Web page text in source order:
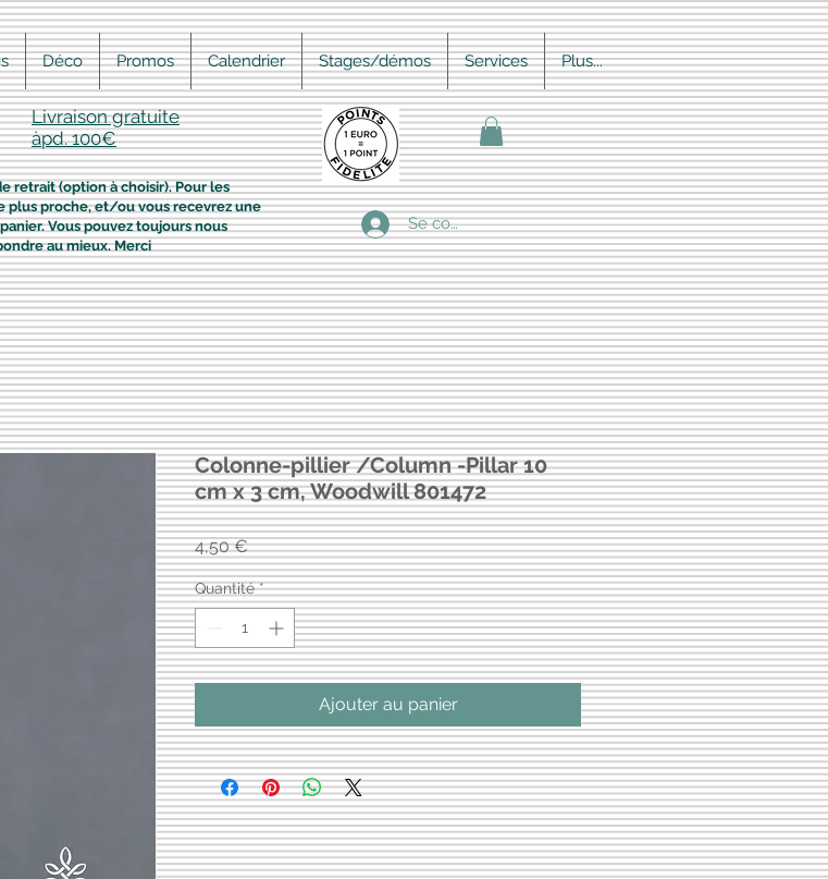
Déco Promos Calendrier Stages/démos Services Plus...
Livraison gratuite
àpd. 100€
Se connecter
retrait (option à choisir). Pour les
plus proche, et/ou vous recevrez une
Vous pouvez toujours nous
au mieux. Merci
Colonne-pillier /Column -Pillar 10
cm x 3 cm, Woodwill 801472
4,50 €Prix
Quantité *
Ajouter au panier